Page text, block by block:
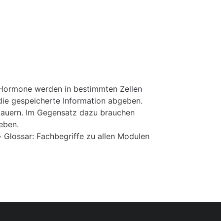
werden in bestimmten Zellen
gespeicherte Information abgeben.
Im Gegensatz dazu brauchen
Glossar: Fachbegriffe zu allen Modulen